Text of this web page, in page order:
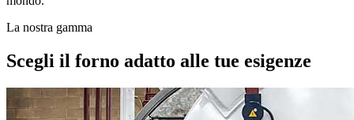
La nostra gamma
Scegli il forno adatto alle tue esigenze